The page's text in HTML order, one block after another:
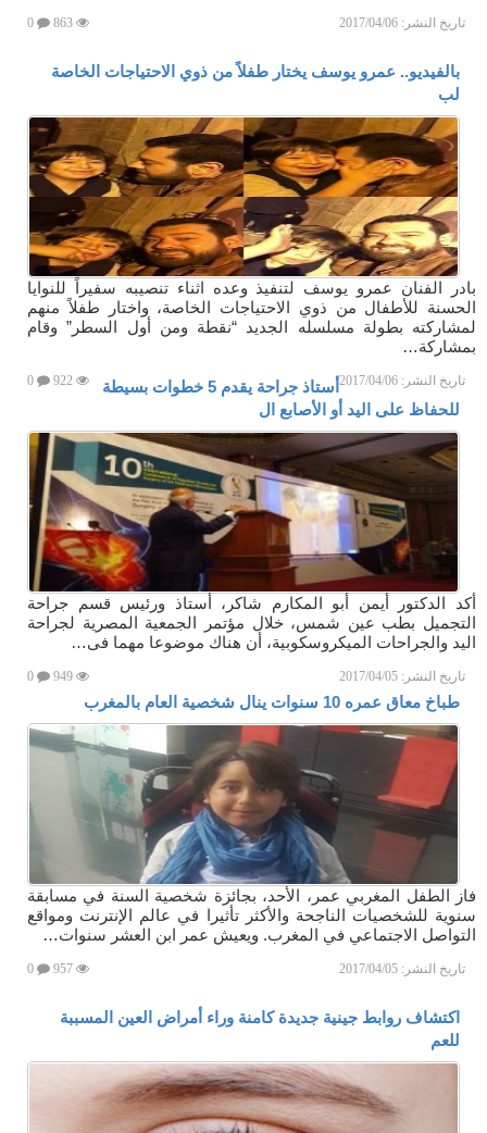
تاريخ النشر: 2017/04/06
بالفيديو.. عمرو يوسف يختار طفلاً من ذوي الاحتياجات الخاصة
لب
بادر الفنان عمرو يوسف لتنفيذ وعده اثناء تنصيبه سفيراً للنوايا
الحسنة للأطفال من ذوي الاحتياجات الخاصة، واختار طفلاً منهم
لمشاركته بطولة مسلسله الجديد “نقطة ومن أول السطر” وقام
بمشاركة…
تاريخ النشر: 2017/04/06
أستاذ جراحة يقدم 5 خطوات بسيطة
للحفاظ على اليد أو الأصابع ال
أكد الدكتور أيمن أبو المكارم شاكر، أستاذ ورئيس قسم جراحة
التجميل بطب عين شمس، خلال مؤتمر الجمعية المصرية لجراحة
اليد والجراحات الميكروسكوبية، أن هناك موضوعا مهما فى…
تاريخ النشر: 2017/04/05
طباخ معاق عمره 10 سنوات ينال شخصية العام بالمغرب
فاز الطفل المغربي عمر، الأحد، بجائزة شخصية السنة في مسابقة
سنوية للشخصيات الناجحة والأكثر تأثيرا في عالم الإنترنت ومواقع
التواصل الاجتماعي في المغرب. ويعيش عمر ابن العشر سنوات…
تاريخ النشر: 2017/04/05
اكتشاف روابط جينية جديدة كامنة وراء أمراض العين المسببة
للعم